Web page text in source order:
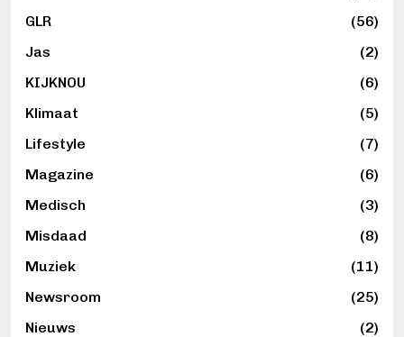
GLR
(56)
Jas
(2)
KIJKNOU
(6)
Klimaat
(5)
Lifestyle
(7)
Magazine
(6)
Medisch
(3)
Misdaad
(8)
Muziek
(11)
Newsroom
(25)
Nieuws
(2)